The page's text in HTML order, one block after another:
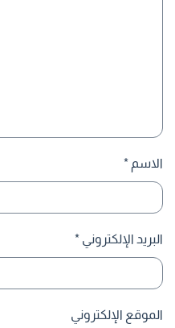
الاسم *
البريد الإلكتروني *
الموقع الإلكتروني